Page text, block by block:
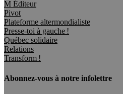
M Éditeur
Pivot
Plateforme altermondialiste
Presse-toi à gauche !
Québec solidaire
Relations
Transform !
Abonnez-vous à notre infolettre